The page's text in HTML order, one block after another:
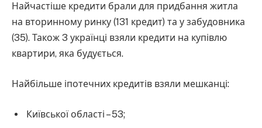
Найчастіше кредити брали для придбання житла
на вторинному ринку (131 кредит) та у забудовника
(35). Також 3 українці взяли кредити на купівлю
квартири, яка будується.
Найбільше іпотечних кредитів взяли мешканці:
Київської області – 53;